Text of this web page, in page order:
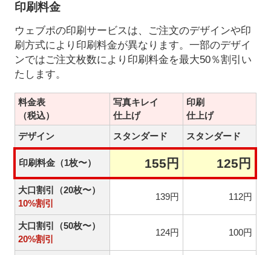
印刷料金
ウェブポの印刷サービスは、ご注文のデザインや印
刷方式により印刷料金が異なります。一部のデザイ
ンではご注文枚数により印刷料金を最大50％割引い
たします。
料金表
（税込）
写真キレイ
仕上げ
印刷
仕上げ
デザイン
スタンダード スタンダード
印刷料金（1枚〜） 155円 125円
大口割引（20枚〜）
10%割引
139円 112円
大口割引（50枚〜）
20%割引
124円 100円